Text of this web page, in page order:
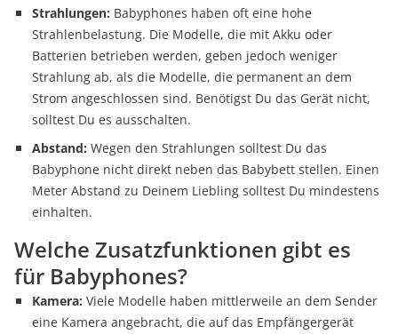
Strahlungen: Babyphones haben oft eine hohe
Strahlenbelastung. Die Modelle, die mit Akku oder
Batterien betrieben werden, geben jedoch weniger
Strahlung ab, als die Modelle, die permanent an dem
Strom angeschlossen sind. Benötigst Du das Gerät nicht,
solltest Du es ausschalten.
Abstand: Wegen den Strahlungen solltest Du das
Babyphone nicht direkt neben das Babybett stellen. Einen
Meter Abstand zu Deinem Liebling solltest Du mindestens
einhalten.
Welche Zusatzfunktionen gibt es
für Babyphones?
Kamera: Viele Modelle haben mittlerweile an dem Sender
eine Kamera angebracht, die auf das Empfängergerät